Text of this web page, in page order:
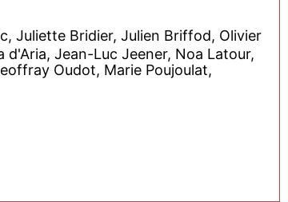
Juliette Bridier, Julien Briffod, Olivier
d'Aria, Jean-Luc Jeener, Noa Latour,
Oudot, Marie Poujoulat,